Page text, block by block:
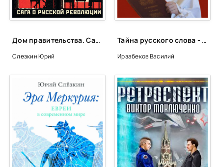
Дом правительства. Сага о русской революции. Книга первая. В пути - Юрий Слёзкин
Слезкин Юрий
Тайна русского слова - Василий Ирзабеков
Ирзабеков Василий